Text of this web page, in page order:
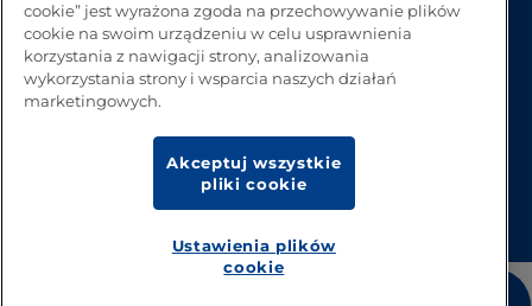
cookie” jest wyrażona zgoda na przechowywanie plików
cookie na swoim urządzeniu w celu usprawnienia
korzystania z nawigacji strony, analizowania
wykorzystania strony i wsparcia naszych działań
marketingowych.
Akceptuj wszystkie
pliki cookie
Ustawienia plików
cookie